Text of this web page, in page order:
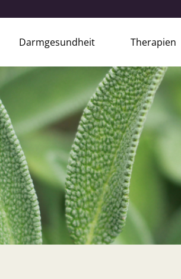
Darmgesundheit Therapien